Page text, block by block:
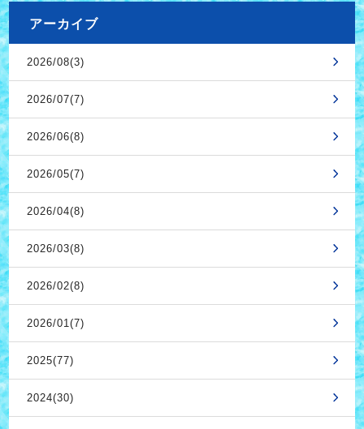
アーカイブ
2026/08(3)
2026/07(7)
2026/06(8)
2026/05(7)
2026/04(8)
2026/03(8)
2026/02(8)
2026/01(7)
2025(77)
2024(30)